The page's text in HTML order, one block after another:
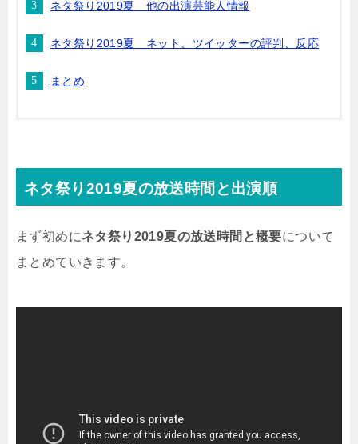
ネタ祭り2019夏 他の出演芸能人情報
ネタ祭り2019夏 ネット、ツイッターの評判、反応
まとめ
ネタ祭り2019夏の放送時間と出演順
まず初めにネタ祭り2019夏の放送時間と概要について
まとめていきます。